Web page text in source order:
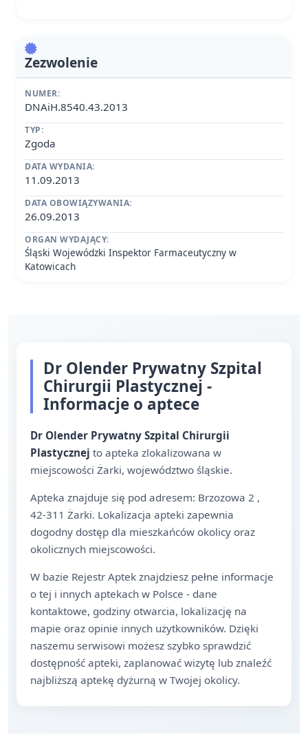
Zezwolenie
NUMER:
DNAiH.8540.43.2013
TYP:
Zgoda
DATA WYDANIA:
11.09.2013
DATA OBOWIĄZYWANIA:
26.09.2013
ORGAN WYDAJĄCY:
Śląski Wojewódzki Inspektor Farmaceutyczny w
Katowicach
Dr Olender Prywatny Szpital
Chirurgii Plastycznej -
Informacje o aptece
Dr Olender Prywatny Szpital Chirurgii
Plastycznej to apteka zlokalizowana w
miejscowości Żarki, województwo śląskie.
Apteka znajduje się pod adresem: Brzozowa 2 ,
42-311 Żarki. Lokalizacja apteki zapewnia
dogodny dostęp dla mieszkańców okolicy oraz
okolicznych miejscowości.
W bazie Rejestr Aptek znajdziesz pełne informacje
o tej i innych aptekach w Polsce - dane
kontaktowe, godziny otwarcia, lokalizację na
mapie oraz opinie innych użytkowników. Dzięki
naszemu serwisowi możesz szybko sprawdzić
dostępność apteki, zaplanować wizytę lub znaleźć
najbliższą aptekę dyżurną w Twojej okolicy.